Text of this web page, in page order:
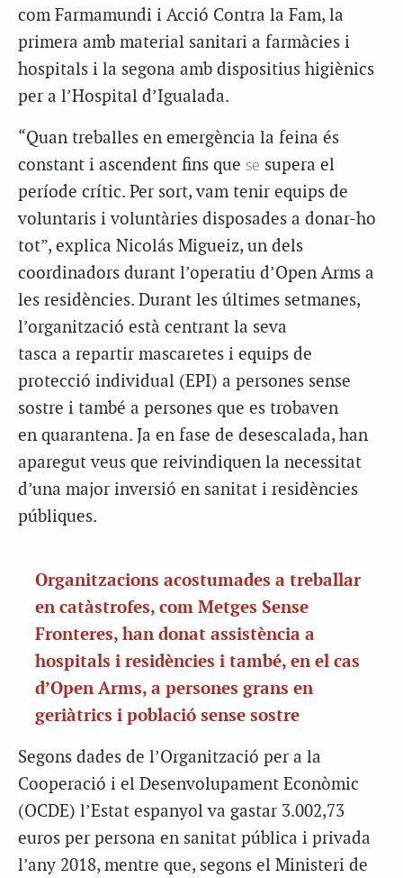
com Farmamundi i Acció Contra la Fam, la
primera amb material sanitari a farmàcies i
hospitals i la segona amb dispositius higiènics
per a l’Hospital d’Igualada.
“Quan treballes en emergència la feina és
constant i ascendent fins que se supera el
període crític. Per sort, vam tenir equips de
voluntaris i voluntàries disposades a donar-ho
tot”, explica Nicolás Migueiz, un dels
coordinadors durant l’operatiu d’Open Arms a
les residències. Durant les últimes setmanes,
l’organització està centrant la seva
tasca a repartir mascaretes i equips de
protecció individual (EPI) a persones sense
sostre i també a persones que es trobaven
en quarantena. Ja en fase de desescalada, han
aparegut veus que reivindiquen la necessitat
d’una major inversió en sanitat i residències
públiques.
Organitzacions acostumades a treballar
en catàstrofes, com Metges Sense
Fronteres, han donat assistència a
hospitals i residències i també, en el cas
d’Open Arms, a persones grans en
geriàtrics i població sense sostre
Segons dades de l’Organització per a la
Cooperació i el Desenvolupament Econòmic
(OCDE) l’Estat espanyol va gastar 3.002,73
euros per persona en sanitat pública i privada
l’any 2018, mentre que, segons el Ministeri de